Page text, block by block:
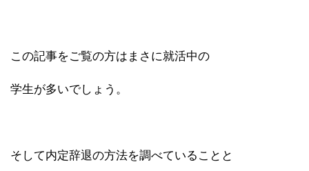
この記事をご覧の方はまさに就活中の
学生が多いでしょう。
そして内定辞退の方法を調べていることと